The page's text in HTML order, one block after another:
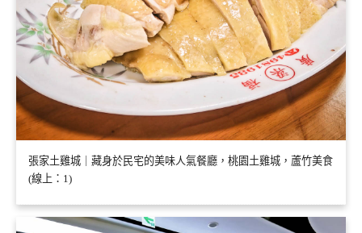
張家土雞城｜藏身於民宅的美味人氣餐廳，桃園土雞城，蘆竹美食
(線上：1)